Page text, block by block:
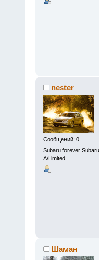
nester
Сообщений: 0
Subaru forever
A/Limited
Шаман